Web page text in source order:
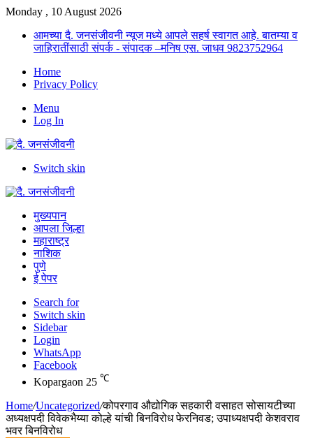
Monday , 10 August 2026
आमच्या दै. जनसंजीवनी न्यूज मध्ये आपले सहर्ष स्वागत आहे. बातम्या व
जाहिरातींसाठी संपर्क - संपादक –मनिष एस. जाधव 9823752964
Home
Privacy Policy
Menu
Log In
Switch skin
मुख्यपान
आपला जिल्हा
महाराष्ट्र
नाशिक
पुणे
ई पेपर
Search for
Switch skin
Sidebar
Login
WhatsApp
Facebook
Kopargaon 25 ℃
Home/Uncategorized/कोपरगाव औद्योगिक सहकारी वसाहत सोसायटीच्या
अध्यक्षपदी विवेकभैय्या कोल्हे यांची बिनविरोध फेरनिवड; उपाध्यक्षपदी केशवराव
भवर बिनविरोध